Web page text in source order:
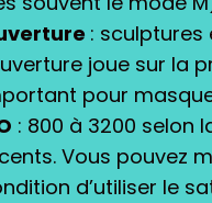
:
joue sur la
pour
: 800 à 3200 selon
Vous pouvez
d’utiliser le